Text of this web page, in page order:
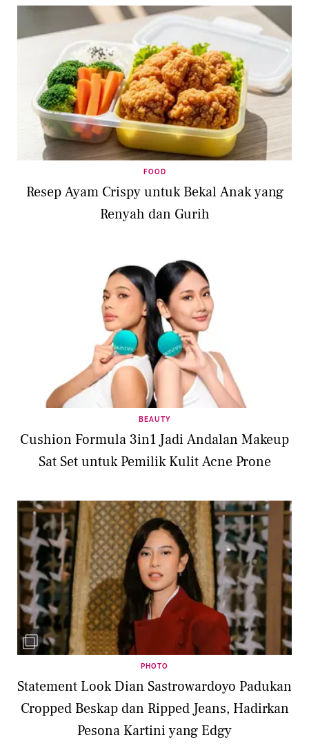
FOOD
Resep Ayam Crispy untuk Bekal Anak yang
Renyah dan Gurih
BEAUTY
Cushion Formula 3in1 Jadi Andalan Makeup
Sat Set untuk Pemilik Kulit Acne Prone
PHOTO
Statement Look Dian Sastrowardoyo Padukan
Cropped Beskap dan Ripped Jeans, Hadirkan
Pesona Kartini yang Edgy